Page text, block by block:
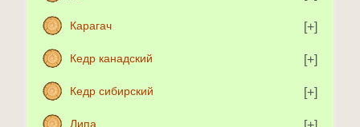
Карагач
Кедр канадский
Кедр сибирский
Липа